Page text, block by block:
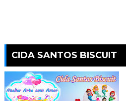
CIDA SANTOS BISCUIT